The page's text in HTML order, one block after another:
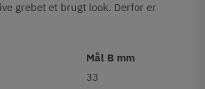
grebet et brugt look. Derfor er
Mål B mm
33